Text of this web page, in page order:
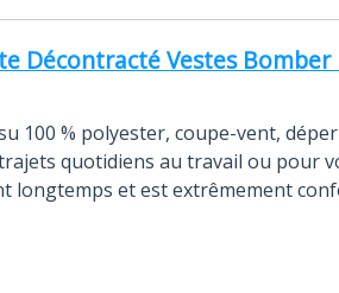
Décontracté Vestes Bomber
100 % polyester, coupe-vent,
quotidiens au travail ou pour
longtemps et est extrêmement